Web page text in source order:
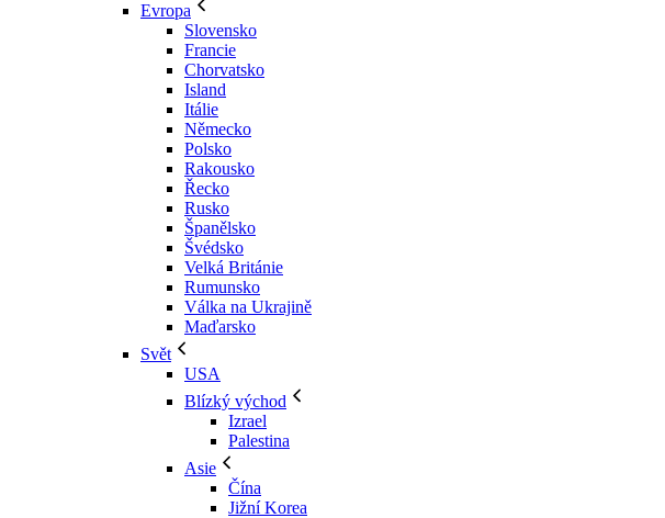
Evropa
Slovensko
Francie
Chorvatsko
Island
Itálie
Německo
Polsko
Rakousko
Řecko
Rusko
Španělsko
Švédsko
Velká Británie
Rumunsko
Válka na Ukrajině
Maďarsko
Svět
USA
Blízký východ
Izrael
Palestina
Asie
Čína
Jižní Korea